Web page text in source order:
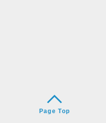
Page Top